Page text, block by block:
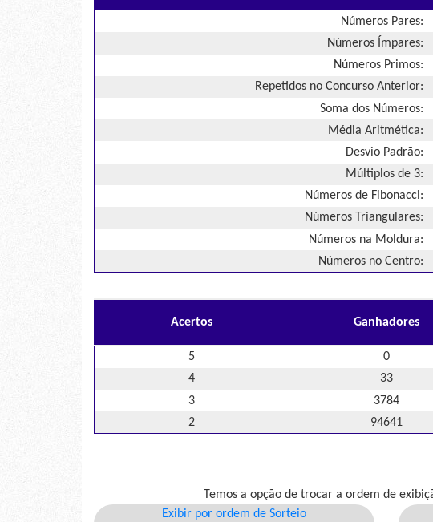
Números Pares:
Números Ímpares:
Números Primos:
Repetidos no Concurso Anterior:
Soma dos Números:
Média Aritmética:
Desvio Padrão:
Múltiplos de 3:
Números de Fibonacci:
Números Triangulares:
Números na Moldura:
Números no Centro:
Acertos Ganhadores
5 0
4
33
3
3784
2
94641
Temos a opção de trocar a ordem de
Exibir por ordem de Sorteio